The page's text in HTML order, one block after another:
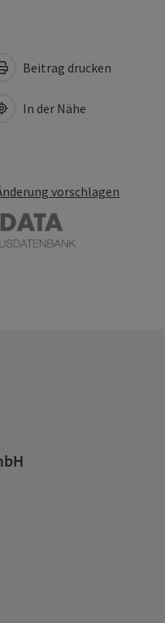
Beitrag drucken
In der Nähe
vorschlagen